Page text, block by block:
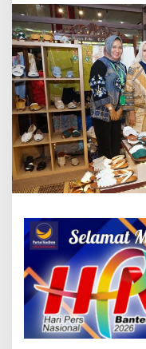
k
a
C
h
a
n
d
r
a
K
i
r
a
a
d
a
n
K
e
m
e
n